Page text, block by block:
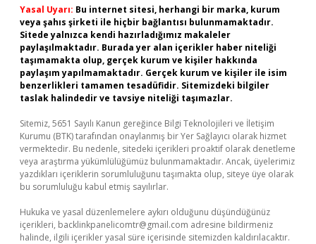
Yasal Uyarı: Bu internet sitesi, herhangi bir marka, kurum
veya şahıs şirketi ile hiçbir bağlantısı bulunmamaktadır.
Sitede yalnızca kendi hazırladığımız makaleler
paylaşılmaktadır. Burada yer alan içerikler haber niteliği
taşımamakta olup, gerçek kurum ve kişiler hakkında
paylaşım yapılmamaktadır. Gerçek kurum ve kişiler ile isim
benzerlikleri tamamen tesadüfidir. Sitemizdeki bilgiler
taslak halindedir ve tavsiye niteliği taşımazlar.
Sitemiz, 5651 Sayılı Kanun gereğince Bilgi Teknolojileri ve İletişim
Kurumu (BTK) tarafından onaylanmış bir Yer Sağlayıcı olarak hizmet
vermektedir. Bu nedenle, sitedeki içerikleri proaktif olarak denetleme
veya araştırma yükümlülüğümüz bulunmamaktadır. Ancak, üyelerimiz
yazdıkları içeriklerin sorumluluğunu taşımakta olup, siteye üye olarak
bu sorumluluğu kabul etmiş sayılırlar.
Hukuka ve yasal düzenlemelere aykırı olduğunu düşündüğünüz
içerikleri, backlinkpanelicomtr@gmail.com adresine bildirmeniz
halinde, ilgili içerikler yasal süre içerisinde sitemizden kaldırılacaktır.